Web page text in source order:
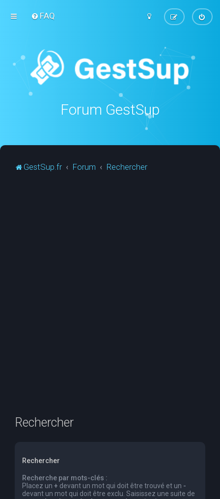
FAQ
Forum GestSup
GestSup.fr Forum Rechercher
Rechercher
Rechercher
Recherche par mots-clés :
Placez un + devant un mot qui doit être trouvé et un -
devant un mot qui doit être exclu. Saisissez une suite de